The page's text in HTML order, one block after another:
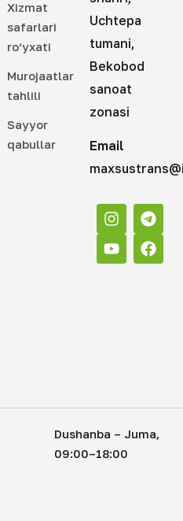
Xizmat
safarlari
ro‘yxati
Murojaatlar
tahlili
Sayyor
qabullar
Uchtepa
tumani,
Bekobod
sanoat
zonasi
Email
Dushanba – Juma,
09:00–18:00